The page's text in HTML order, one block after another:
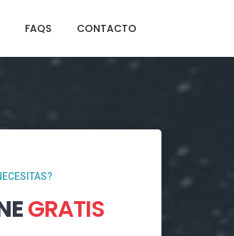
FAQS CONTACTO
GRATIS